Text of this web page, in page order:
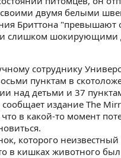
своими двумя белыми
Бриттона
слишком шокирующими
сотруднику
пунктам в
над детьми и 37
издание The
в какой-то момент
которого
в кишках животного